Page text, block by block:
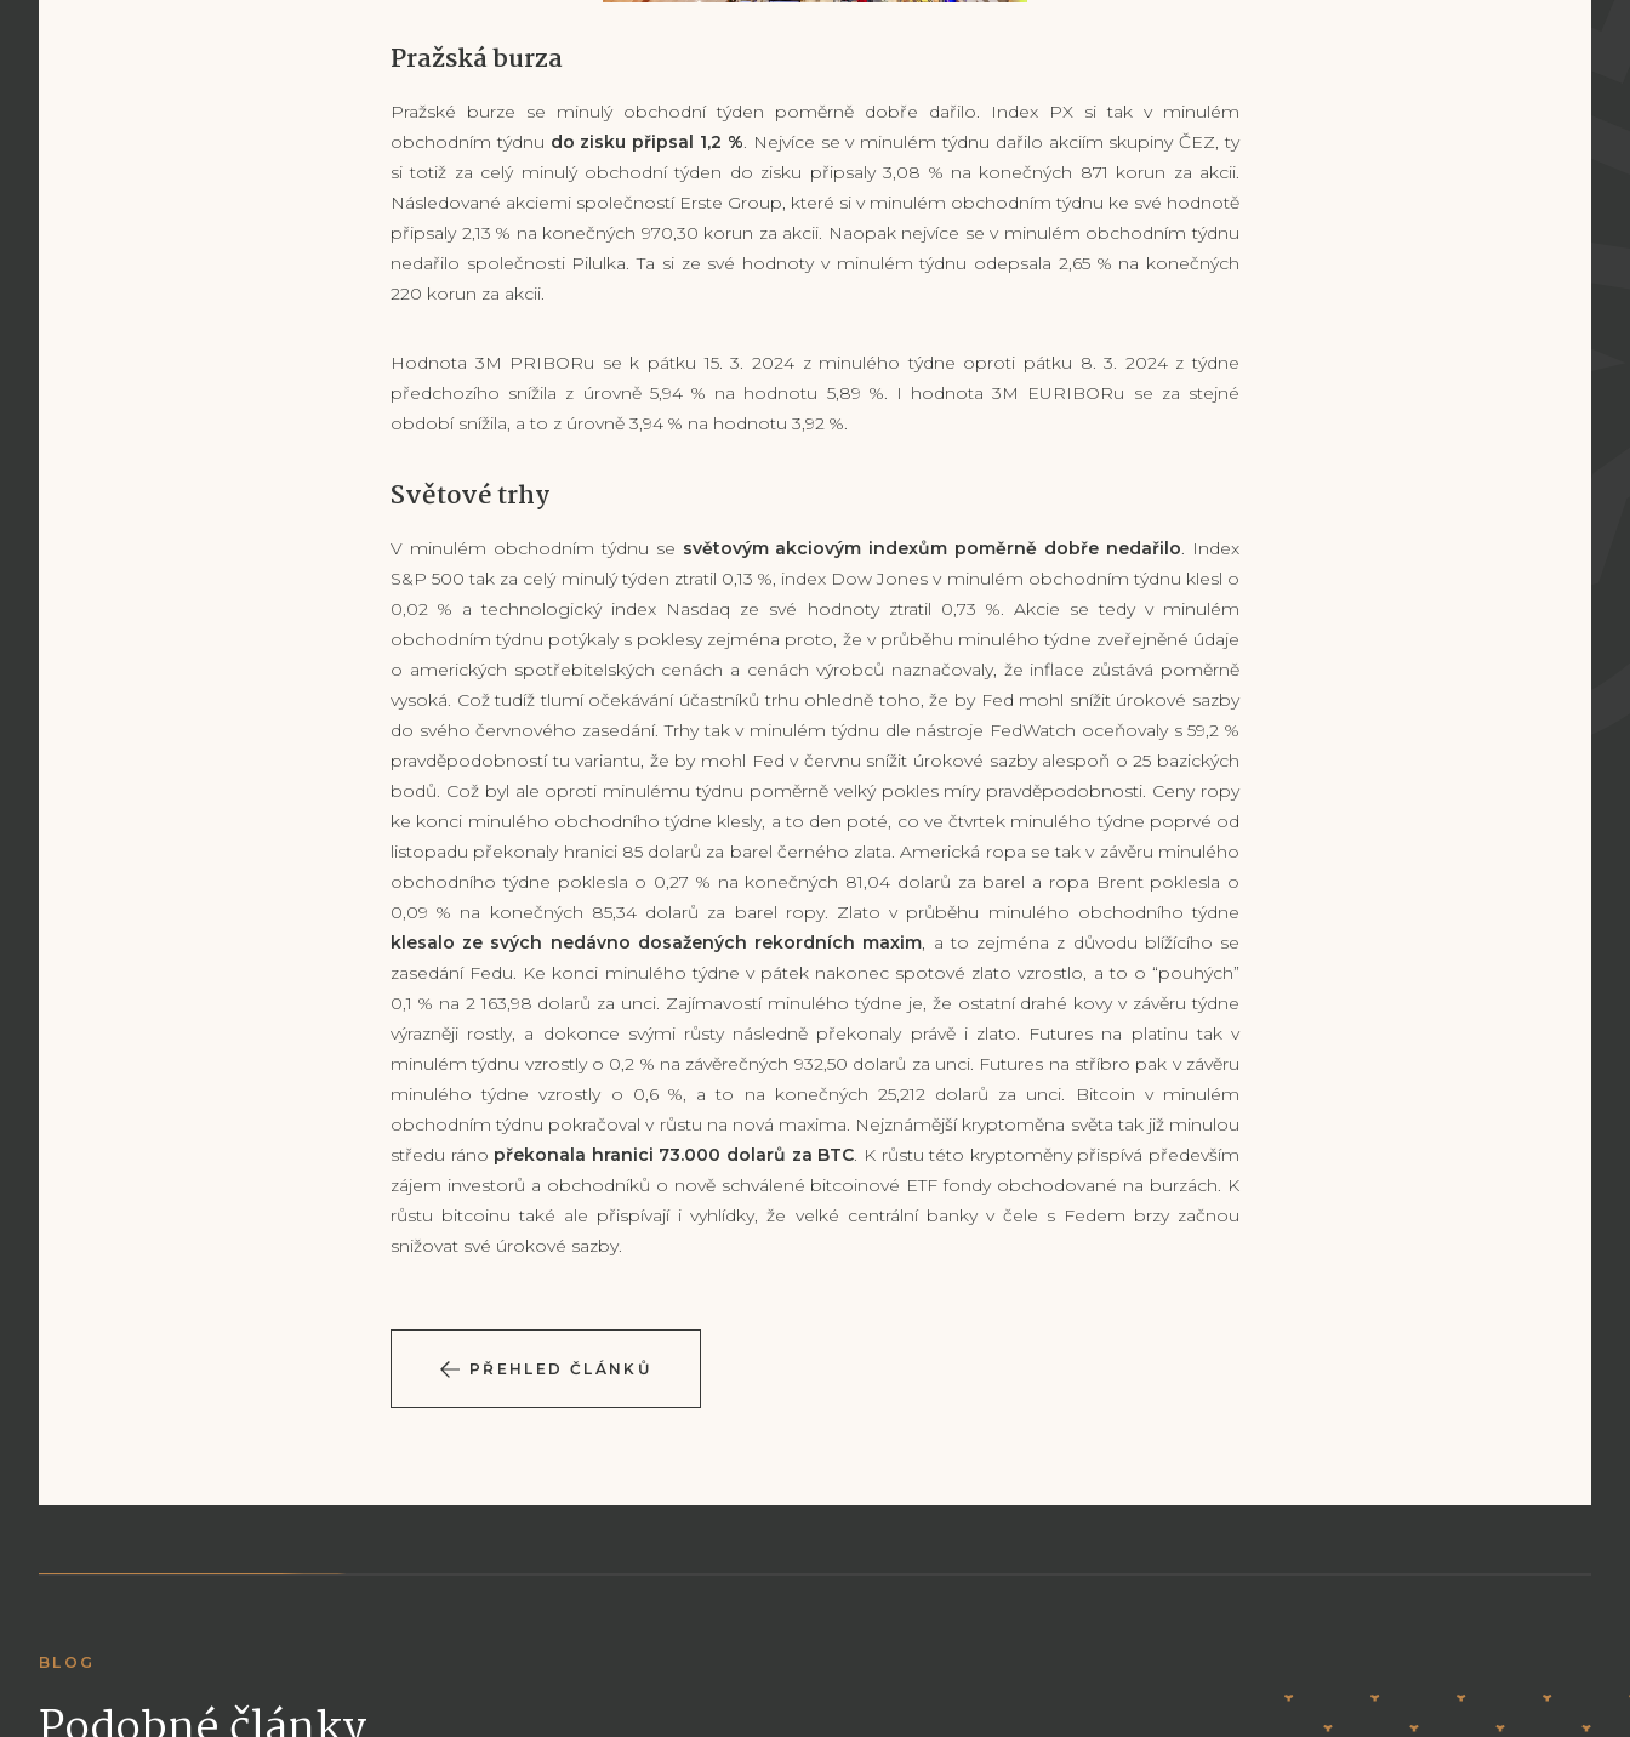
Pražská burza
Pražské burze se minulý obchodní týden poměrně dobře dařilo. Index PX si tak v minulém
obchodním týdnu do zisku připsal 1,2 %. Nejvíce se v minulém týdnu dařilo akciím skupiny ČEZ, ty
si totiž za celý minulý obchodní týden do zisku připsaly 3,08 % na konečných 871 korun za akcii.
Následované akciemi společností Erste Group, které si v minulém obchodním týdnu ke své hodnotě
připsaly 2,13 % na konečných 970,30 korun za akcii. Naopak nejvíce se v minulém obchodním týdnu
nedařilo společnosti Pilulka. Ta si ze své hodnoty v minulém týdnu odepsala 2,65 % na konečných
220 korun za akcii.
Hodnota 3M PRIBORu se k pátku 15. 3. 2024 z minulého týdne oproti pátku 8. 3. 2024 z týdne
předchozího snížila z úrovně 5,94 % na hodnotu 5,89 %. I hodnota 3M EURIBORu se za stejné
období snížila, a to z úrovně 3,94 % na hodnotu 3,92 %.
Světové trhy
V minulém obchodním týdnu se světovým akciovým indexům poměrně dobře nedařilo. Index
S&P 500 tak za celý minulý týden ztratil 0,13 %, index Dow Jones v minulém obchodním týdnu klesl o
0,02 % a technologický index Nasdaq ze své hodnoty ztratil 0,73 %. Akcie se tedy v minulém
obchodním týdnu potýkaly s poklesy zejména proto, že v průběhu minulého týdne zveřejněné údaje
o amerických spotřebitelských cenách a cenách výrobců naznačovaly, že inflace zůstává poměrně
vysoká. Což tudíž tlumí očekávání účastníků trhu ohledně toho, že by Fed mohl snížit úrokové sazby
do svého červnového zasedání. Trhy tak v minulém týdnu dle nástroje FedWatch oceňovaly s 59,2 %
pravděpodobností tu variantu, že by mohl Fed v červnu snížit úrokové sazby alespoň o 25 bazických
bodů. Což byl ale oproti minulému týdnu poměrně velký pokles míry pravděpodobnosti. Ceny ropy
ke konci minulého obchodního týdne klesly, a to den poté, co ve čtvrtek minulého týdne poprvé od
listopadu překonaly hranici 85 dolarů za barel černého zlata. Americká ropa se tak v závěru minulého
obchodního týdne poklesla o 0,27 % na konečných 81,04 dolarů za barel a ropa Brent poklesla o
0,09 % na konečných 85,34 dolarů za barel ropy. Zlato v průběhu minulého obchodního týdne
klesalo ze svých nedávno dosažených rekordních maxim, a to zejména z důvodu blížícího se
zasedání Fedu. Ke konci minulého týdne v pátek nakonec spotové zlato vzrostlo, a to o “pouhých”
0,1 % na 2 163,98 dolarů za unci. Zajímavostí minulého týdne je, že ostatní drahé kovy v závěru týdne
výrazněji rostly, a dokonce svými růsty následně překonaly právě i zlato. Futures na platinu tak v
minulém týdnu vzrostly o 0,2 % na závěrečných 932,50 dolarů za unci. Futures na stříbro pak v závěru
minulého týdne vzrostly o 0,6 %, a to na konečných 25,212 dolarů za unci. Bitcoin v minulém
obchodním týdnu pokračoval v růstu na nová maxima. Nejznámější kryptoměna světa tak již minulou
středu ráno překonala hranici 73.000 dolarů za BTC. K růstu této kryptoměny přispívá především
zájem investorů a obchodníků o nově schválené bitcoinové ETF fondy obchodované na burzách. K
růstu bitcoinu také ale přispívají i vyhlídky, že velké centrální banky v čele s Fedem brzy začnou
snižovat své úrokové sazby.
PŘEHLED ČLÁNKŮ
BLOG